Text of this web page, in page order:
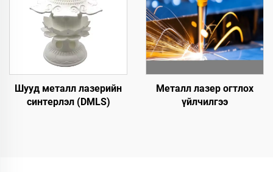
Шууд металл лазерийн
синтерлэл (DMLS)
Металл лазер огтлох
үйлчилгээ